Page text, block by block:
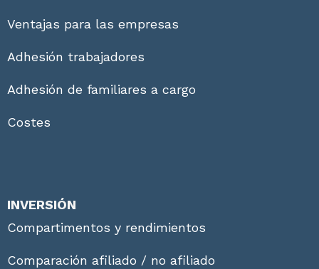
Ventajas para las empresas
Adhesión trabajadores
Adhesión de familiares a cargo
Costes
INVERSIÓN
Compartimentos y rendimientos
Comparación afiliado / no afiliado